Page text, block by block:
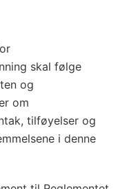
skal følge
og
om
tilføyelser og
i denne